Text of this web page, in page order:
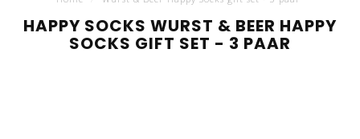
HAPPY SOCKS WURST & BEER HAPPY
SOCKS GIFT SET - 3 PAAR